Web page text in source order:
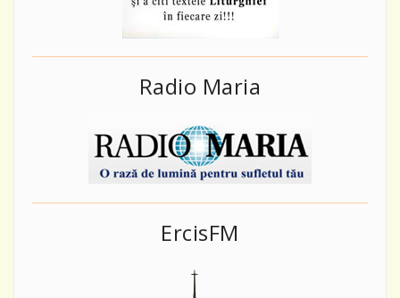
Radio Maria
ErcisFM